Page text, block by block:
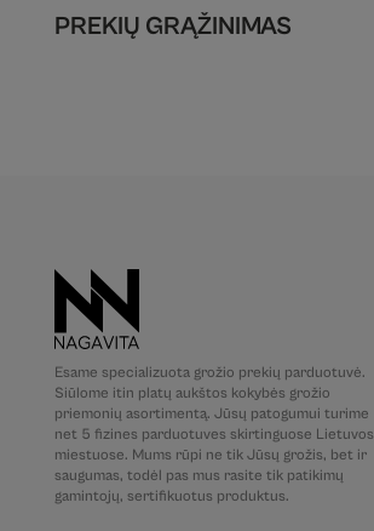
PREKIŲ GRĄŽINIMAS
Esame specializuota grožio prekių parduotuvė.
Siūlome itin platų aukštos kokybės grožio
priemonių asortimentą. Jūsų patogumui turime
net 5 fizines parduotuves skirtinguose Lietuvos
miestuose. Mums rūpi ne tik Jūsų grožis, bet ir
saugumas, todėl pas mus rasite tik patikimų
gamintojų, sertifikuotus produktus.